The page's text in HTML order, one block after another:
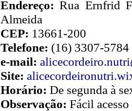
Endereço:Rua Ernfrid
Almeida
CEP: 13661-200
Telefone: (16) 3307-
e-mail:
Site:
Horário: De segunda à
Observação: Fácil